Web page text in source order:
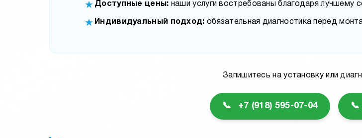
★ Доступные цены: наши услуги востребованы благодаря лучшему
★ Индивидуальный подход: обязательная диагностика перед
Запишитесь на установку или
📞 +7 (918) 595-07-04 📞